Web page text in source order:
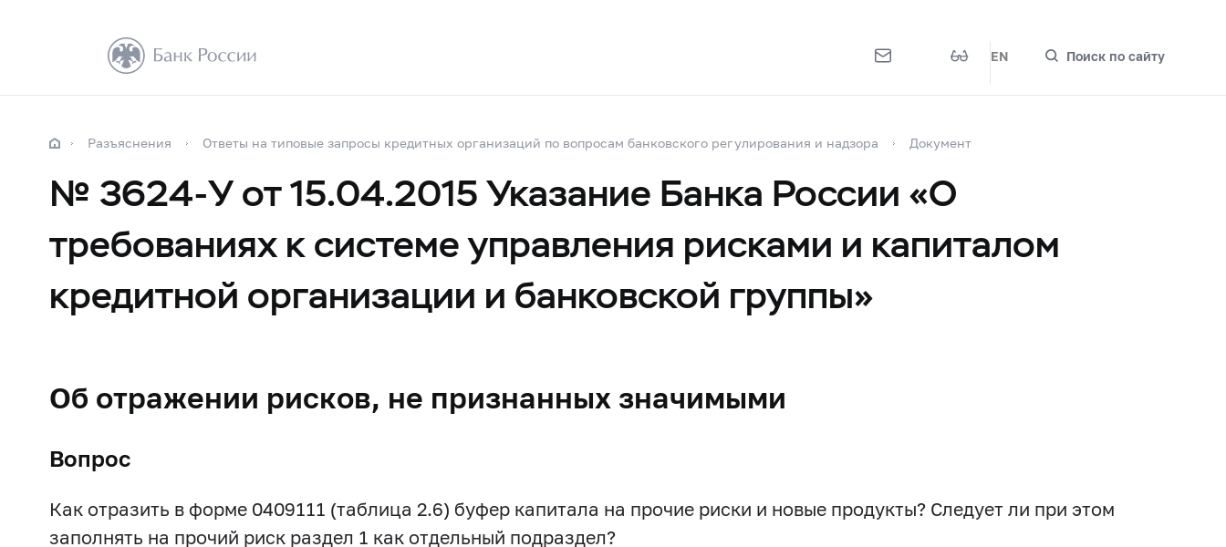
EN Поиск по сайту
Разъяснения Ответы на типовые запросы кредитных организаций по вопросам банковского регулирования и надзора Документ
№ 3624-У от 15.04.2015 Указание Банка России «О
требованиях к системе управления рисками и капиталом
кредитной организации и банковской группы»
Об отражении рисков, не признанных значимыми
Вопрос
Как отразить в форме 0409111 (таблица 2.6) буфер капитала на прочие риски и новые продукты? Следует ли при этом
заполнять на прочий риск раздел 1 как отдельный подраздел?